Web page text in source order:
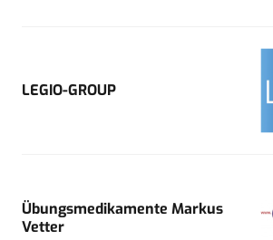
LEGIO-GROUP
Übungsmedikamente Markus
Vetter